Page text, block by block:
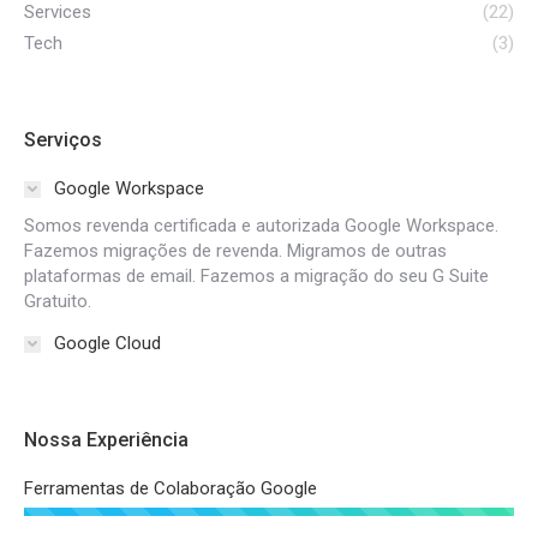
Services
(22)
Tech
(3)
Serviços
Google Workspace
Somos revenda certificada e autorizada Google Workspace.
Fazemos migrações de revenda. Migramos de outras
plataformas de email. Fazemos a migração do seu G Suite
Gratuito.
Google Cloud
Nossa Experiência
Ferramentas de Colaboração Google